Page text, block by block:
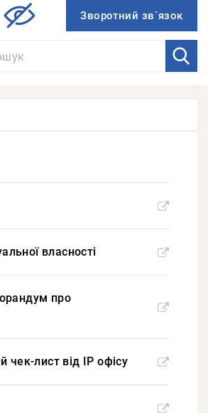
власності
про
чек-лист від IP офісу